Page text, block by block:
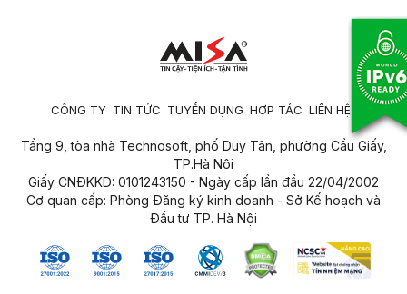
CÔNG TY TIN TỨC TUYỂN DỤNG HỢP TÁC LIÊN HỆ
Tầng 9, tòa nhà Technosoft, phố Duy Tân, phường Cầu Giấy,
TP.Hà Nội
Giấy CNĐKKD: 0101243150 - Ngày cấp lần đầu 22/04/2002
Cơ quan cấp: Phòng Đăng ký kinh doanh - Sở Kế hoạch và
Đầu tư TP. Hà Nội